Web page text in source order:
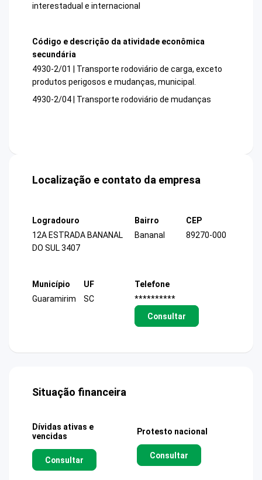
interestadual e internacional
Código e descrição da atividade econômica
secundária
4930-2/01 | Transporte rodoviário de carga, exceto
produtos perigosos e mudanças, municipal.
4930-2/04 | Transporte rodoviário de mudanças
Localização e contato da empresa
Logradouro
12A ESTRADA BANANAL
DO SUL 3407
Bairro
Bananal
CEP
89270-000
Município
Guaramirim
UF
SC
Telefone
**********
Consultar
Situação financeira
Dívidas ativas e
vencidas
Consultar
Protesto nacional
Consultar